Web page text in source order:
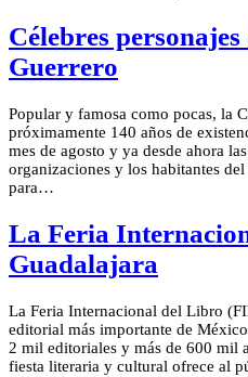
Célebres
Guerrero
Popular y famosa como pocas, la
próximamente 140 años de
mes de agosto y ya desde ahora
organizaciones y los habitantes
para…
La Feria
Guadalajara
La Feria Internacional del Libro
editorial más importante de
2 mil editoriales y más de 600 mil
fiesta literaria y cultural ofrece al